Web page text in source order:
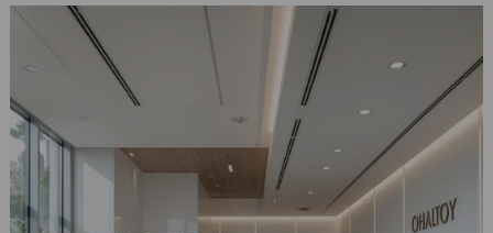
Düşük Tansiyona Ne İyi Gelir?
Gün içinde aniden gelen bir baş dönmesi, gözlerin anlık kararması ya da dizlerin
bağının çözülmesiyle ayağa kalkmakta zorlanmak... Pek çoğumuz bu hissi yaşar
ve hemen “Tansiyonum düştü galiba” deriz.